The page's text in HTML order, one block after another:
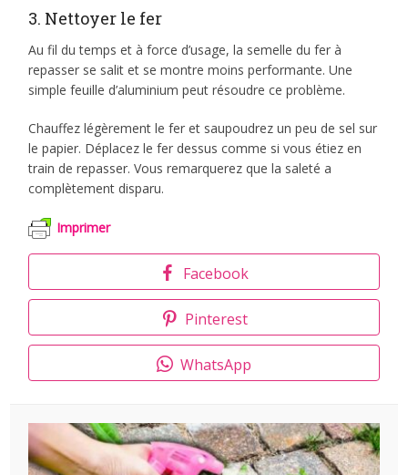
3. Nettoyer le fer
Au fil du temps et à force d’usage, la semelle du fer à
repasser se salit et se montre moins performante. Une
simple feuille d’aluminium peut résoudre ce problème.
Chauffez légèrement le fer et saupoudrez un peu de sel sur
le papier. Déplacez le fer dessus comme si vous étiez en
train de repasser. Vous remarquerez que la saleté a
complètement disparu.
Imprimer
Facebook
Pinterest
WhatsApp